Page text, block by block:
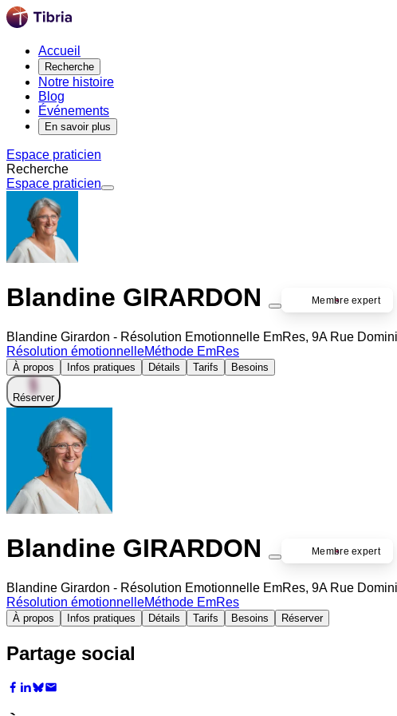
Accueil
Recherche
Notre histoire
Blog
Événements
En savoir plus
Espace praticien
Recherche
Espace praticien
Blandine GIRARDON Membre expert
Blandine Girardon - Résolution Emotionnelle EmRes, 9A Rue
Résolution émotionnelleMéthode EmRes
À propos Infos pratiques Détails Tarifs Besoins
Réserver
Blandine GIRARDON Membre expert
Blandine Girardon - Résolution Emotionnelle EmRes, 9A Rue
Résolution émotionnelleMéthode EmRes
À propos Infos pratiques Détails Tarifs Besoins Réserver
Partage social